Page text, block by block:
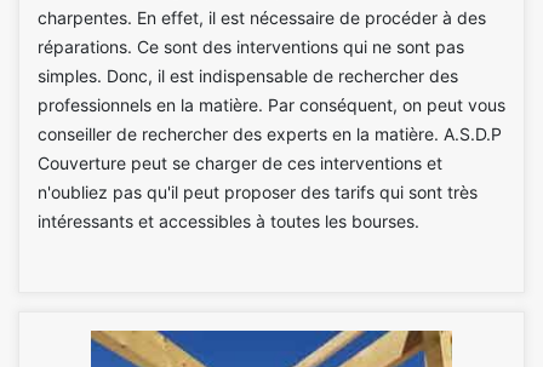
charpentes. En effet, il est nécessaire de procéder à des
réparations. Ce sont des interventions qui ne sont pas
simples. Donc, il est indispensable de rechercher des
professionnels en la matière. Par conséquent, on peut vous
conseiller de rechercher des experts en la matière. A.S.D.P
Couverture peut se charger de ces interventions et
n'oubliez pas qu'il peut proposer des tarifs qui sont très
intéressants et accessibles à toutes les bourses.